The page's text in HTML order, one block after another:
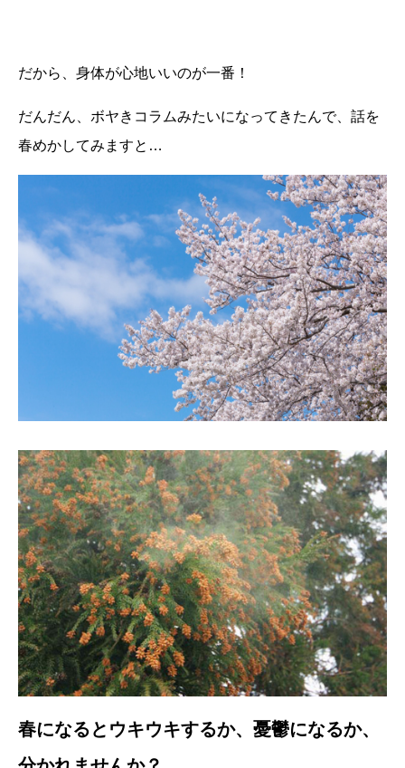
だから、身体が心地いいのが一番！
だんだん、ボヤきコラムみたいになってきたんで、話を
春めかしてみますと …
春になるとウキウキするか、憂鬱になるか、